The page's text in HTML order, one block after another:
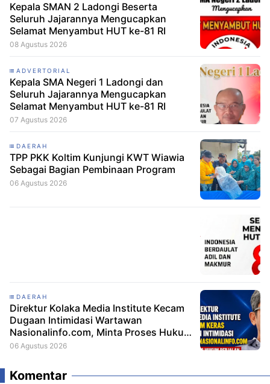
Kepala SMAN 2 Ladongi Beserta
Seluruh Jajarannya Mengucapkan
Selamat Menyambut HUT ke-81 RI
08 Agustus 2026
ADVERTORIAL
Kepala SMA Negeri 1 Ladongi dan
Seluruh Jajarannya Mengucapkan
Selamat Menyambut HUT ke-81 RI
07 Agustus 2026
DAERAH
TPP PKK Koltim Kunjungi KWT Wiawia
Sebagai Bagian Pembinaan Program
06 Agustus 2026
DAERAH
Direktur Kolaka Media Institute Kecam
Dugaan Intimidasi Wartawan
Nasionalinfo.com, Minta Proses Hukum
Berjalan
06 Agustus 2026
Komentar